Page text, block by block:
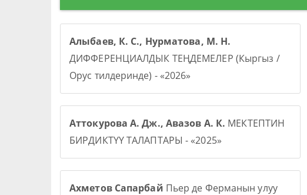
Алыбаев, К. С., Нурматова, М. Н.
ДИФФЕРЕНЦИАЛДЫК ТЕҢДЕМЕЛЕР (Кыргыз /
Орус тилдеринде) - «2026»
Аттокурова А. Дж., Авазов А. К. МЕКТЕПТИН
БИРДИКТҮҮ ТАЛАПТАРЫ - «2025»
Ахметов Сапарбай Пьер де Ферманын улуу